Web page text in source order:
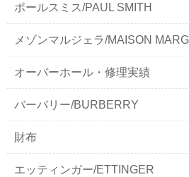
ポールスミス/PAUL SMITH
メゾンマルジェラ/MAISON
オーバーホール・修理実績
バーバリー/BURBERRY
財布
エッティンガー/ETTINGER